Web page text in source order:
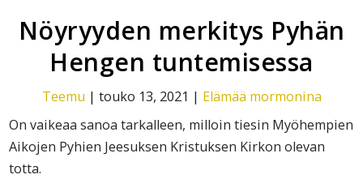
Nöyryyden merkitys Pyhän
Hengen tuntemisessa
Teemu | touko 13, 2021 | Elämää mormonina
On vaikeaa sanoa tarkalleen, milloin tiesin Myöhempien
Aikojen Pyhien Jeesuksen Kristuksen Kirkon olevan
totta.